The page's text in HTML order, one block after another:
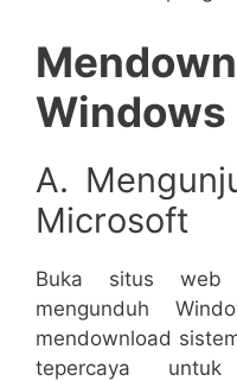
Windows
A.
Microsoft
Buka situs web
mengunduh
mendownload
tepercaya untuk